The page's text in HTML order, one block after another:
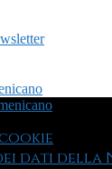
dati della